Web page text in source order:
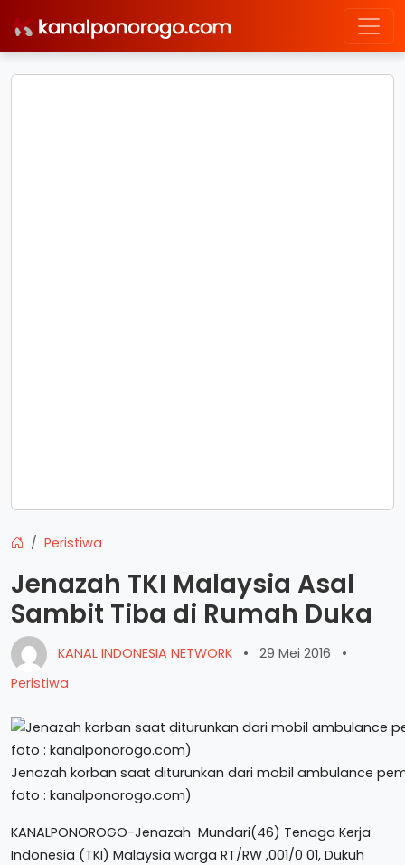
Peristiwa
Jenazah TKI Malaysia Asal
Sambit Tiba di Rumah Duka
KANAL INDONESIA NETWORK • 29 Mei 2016
•
Peristiwa
Jenazah korban saat diturunkan dari mobil ambulance
foto : kanalponorogo.com)
KANALPONOROGO-Jenazah Mundari(46) Tenaga Kerja
Indonesia (TKI) Malaysia warga RT/RW ,001/0 01, Dukuh